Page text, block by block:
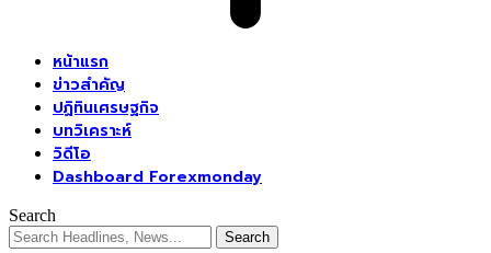
หน้าแรก
ข่าวสำคัญ
ปฏิทินเศรษฐกิจ
บทวิเคราะห์
วิดีโอ
Dashboard Forexmonday
Search